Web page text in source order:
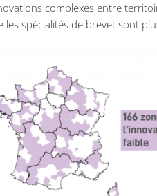
complexes entre
spécialités de brevet sont